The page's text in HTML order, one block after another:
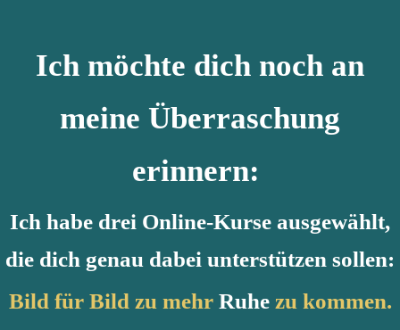
Ich möchte dich noch an
meine Überraschung
erinnern:
Ich habe drei Online-Kurse ausgewählt,
die dich genau dabei unterstützen sollen:
Bild für Bild zu mehr Ruhezu kommen.